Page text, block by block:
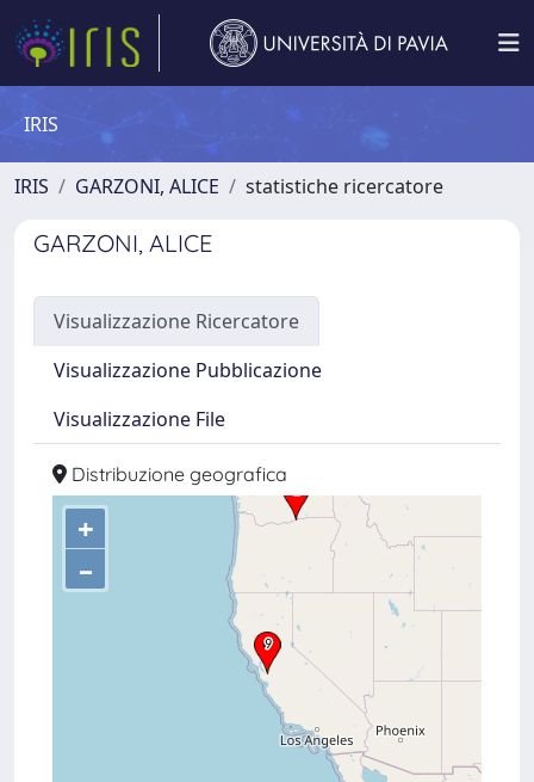
IRIS
IRIS GARZONI, ALICE statistiche ricercatore
GARZONI, ALICE
Visualizzazione Ricercatore
Visualizzazione Pubblicazione
Visualizzazione File
Distribuzione geografica
+
–